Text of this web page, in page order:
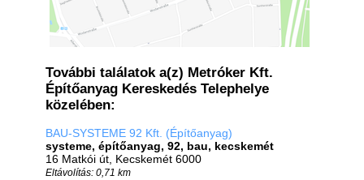
További találatok a(z) Metróker Kft.
Építőanyag Kereskedés Telephelye
közelében:
BAU-SYSTEME 92 Kft. (Építőanyag)
systeme, építőanyag, 92, bau, kecskemét
16 Matkói út, Kecskemét 6000
Eltávolítás: 0,71 km